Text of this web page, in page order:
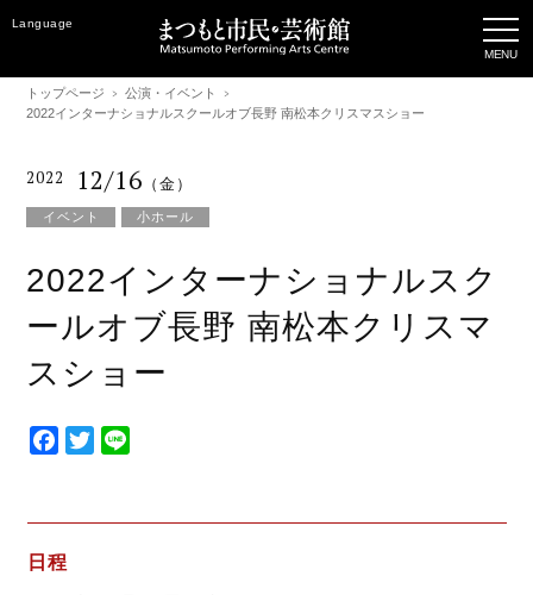
Language
トップページ
公演・イベント
2022インターナショナルスクールオブ長野 南松本クリスマスショー
2022 12/16 （金）
イベント 小ホール
2022インターナショナルスク
ールオブ長野 南松本クリスマ
スショー
F
e
b
T
t
e
日程